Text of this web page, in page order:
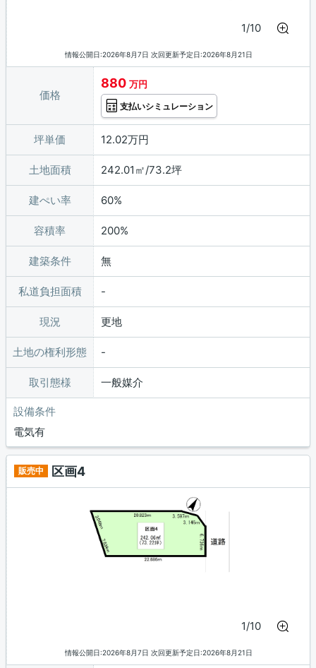
1/10
情報公開日:2026年8月7日 次回更新予定日:2026年8月21日
価格
880 万円
支払いシミュレーション
坪単価 12.02万円
土地面積 242.01㎡/73.2坪
建ぺい率 60%
容積率 200%
建築条件 無
私道負担面積
現況 更地
土地の権利形態
取引態様 一般媒介
設備条件
電気有
販売中 区画4
1/10
情報公開日:2026年8月7日 次回更新予定日:2026年8月21日